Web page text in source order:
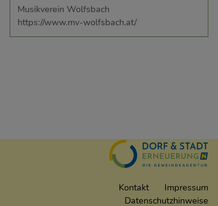
Musikverein Wolfsbach
https://www.mv-wolfsbach.at/
Kontakt
Impressum
Datenschutzhinweise